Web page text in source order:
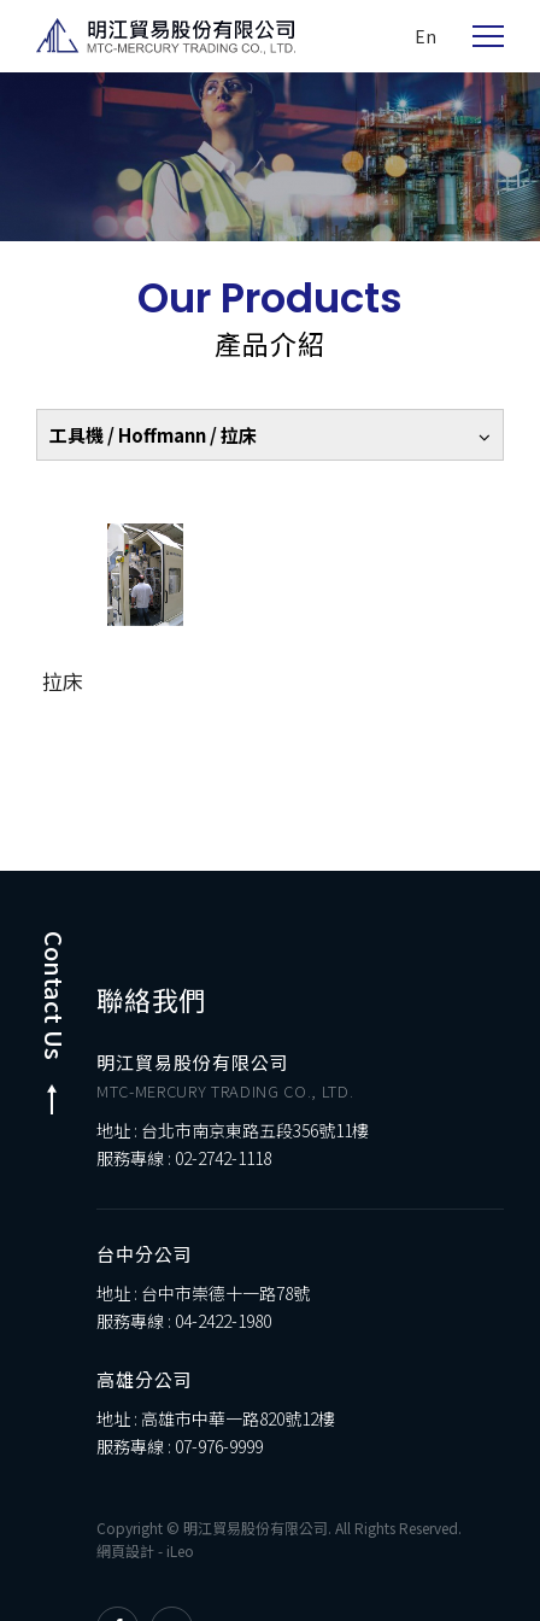
En
Our Products
產品介紹
工具機 / Hoffmann / 拉床
拉床
Contact Us 聯絡我們
明江貿易股份有限公司
MTC-MERCURY TRADING CO., LTD.
地址 : 台北市南京東路五段356號11樓
服務專線 : 02-2742-1118
台中分公司
地址 : 台中市崇德十一路78號
服務專線 : 04-2422-1980
高雄分公司
地址 : 高雄市中華一路820號12樓
服務專線 : 07-976-9999
Copyright © 明江貿易股份有限公司. All Rights Reserved.
網頁設計- iLeo